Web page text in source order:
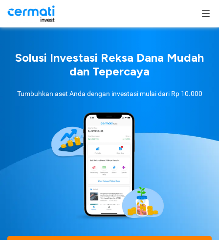
Solusi Investasi Reksa Dana Mudah
dan Tepercaya
Tumbuhkan aset Anda dengan investasi mulai dari Rp 10.000